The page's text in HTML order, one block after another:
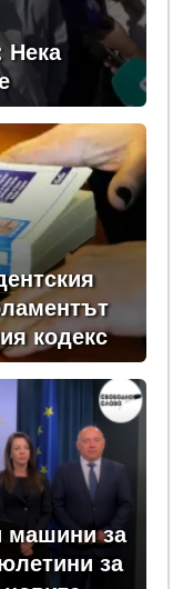
Нека
кодекс
машини за
за